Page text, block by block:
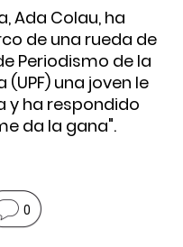
Ada Colau, ha
de una rueda de
Periodismo de la
una joven le
y ha respondido
da la gana".
0